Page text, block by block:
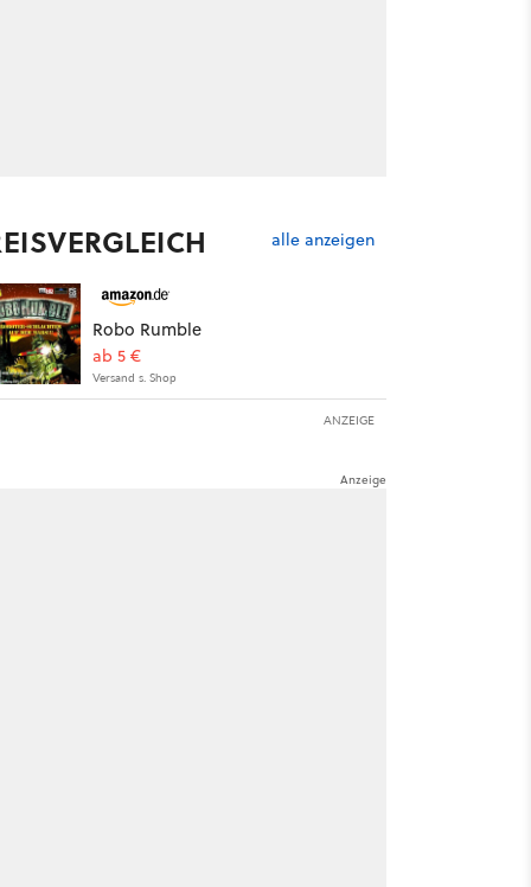
alle anzeigen
Robo Rumble
ab 5 €
Versand s. Shop
ANZEIGE